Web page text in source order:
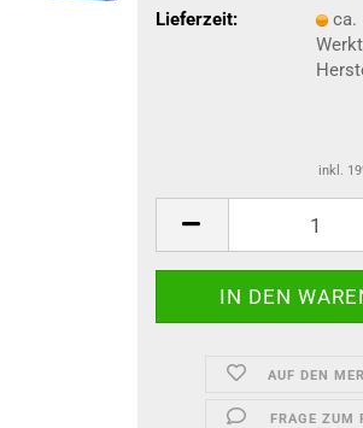
Lieferzeit:
ca.
inkl.
AUF DEN
FRAGE ZUM